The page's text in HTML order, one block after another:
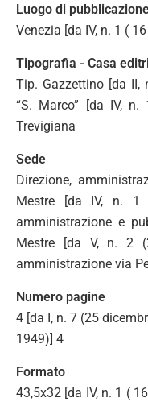
Luogo di
Venezia [da IV, n. 1 (
Tipografia - Casa
Tip. Gazzettino [da II,
“S. Marco” [da IV,
Trevigiana
Sede
Direzione,
Mestre [da IV, n. 1
amministrazione e
Mestre [da V, n. 2
amministrazione via
Numero pagine
4 [da I, n. 7 (25
1949)] 4
Formato
43,5x32 [da IV, n. 1 (